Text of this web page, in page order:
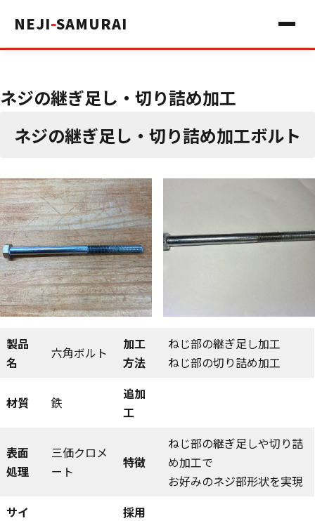
NEJI-SAMURAI
ネジの継ぎ足し・切り詰め加工
ネジの継ぎ足し・切り詰め加工ボルト
製品
名
六角ボルト
加工
方法
ねじ部の継ぎ足し加工
ねじ部の切り詰め加工
材質 鉄
追加
工
表面
処理
三価クロメ
ート
特徴
ねじ部の継ぎ足しや切り詰
め加工で
お好みのネジ部形状を実現
サイ
採用